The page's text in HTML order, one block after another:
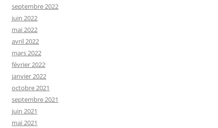
septembre 2022
juin 2022
mai 2022
avril 2022
mars 2022
février 2022
janvier 2022
octobre 2021
septembre 2021
juin 2021
mai 2021